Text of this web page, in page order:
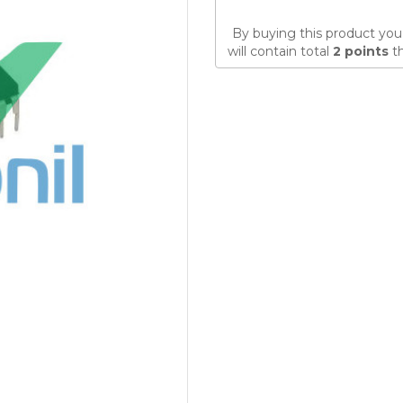
By buying this product
will contain total 2 points